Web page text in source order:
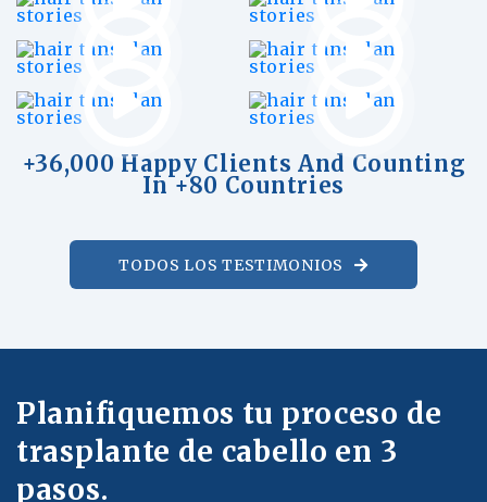
+36,000 Happy Clients And Counting
In +80 Countries
TODOS LOS TESTIMONIOS
Planifiquemos tu proceso de
trasplante de cabello en 3
pasos.